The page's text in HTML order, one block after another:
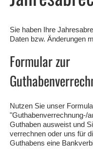
Sie haben Ihre
Daten bzw. Änderungen
Formular zur
Nutzen Sie unser
"Guthabenverrechnung-/
Guthaben ausweist und
verrechnen oder uns für
Guthabens eine